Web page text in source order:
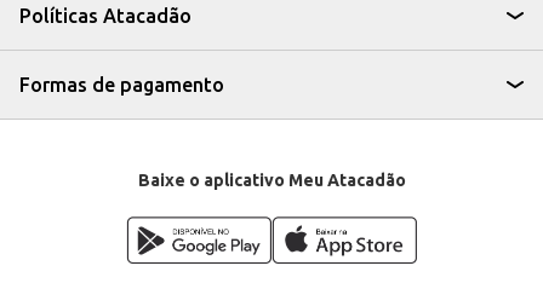
Políticas Atacadão
Formas de pagamento
Baixe o aplicativo Meu Atacadão